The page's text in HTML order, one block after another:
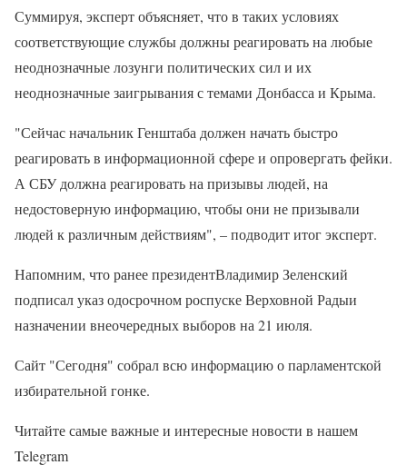
Суммируя, эксперт объясняет, что в таких условиях
соответствующие службы должны реагировать на любые
неоднозначные лозунги политических сил и их
неоднозначные заигрывания с темами Донбасса и Крыма.
"Сейчас начальник Генштаба должен начать быстро
реагировать в информационной сфере и опровергать фейки.
А СБУ должна реагировать на призывы людей, на
недостоверную информацию, чтобы они не призывали
людей к различным действиям", – подводит итог эксперт.
Напомним, что ранее президентВладимир Зеленский
подписал указ одосрочном роспуске Верховной Радыи
назначении внеочередных выборов на 21 июля.
Сайт "Сегодня" собрал всю информацию о парламентской
избирательной гонке.
Читайте самые важные и интересные новости в нашем
Telegram